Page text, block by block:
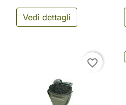
Vedi dettagli
favorite_border